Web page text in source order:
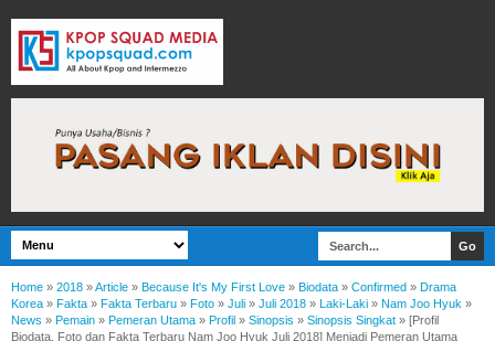
Home » 2018 »Article » Because It's My First Love » Biodata » Confirmed » Drama
Korea » Fakta » Fakta Terbaru » Foto » Juli » Juli 2018 » Laki-Laki » Nam Joo Hyuk »
News » Pemain » Pemeran Utama » Profil » Sinopsis » Sinopsis Singkat » [Profil
Biodata, Foto dan Fakta Terbaru Nam Joo Hyuk Juli 2018] Menjadi Pemeran Utama